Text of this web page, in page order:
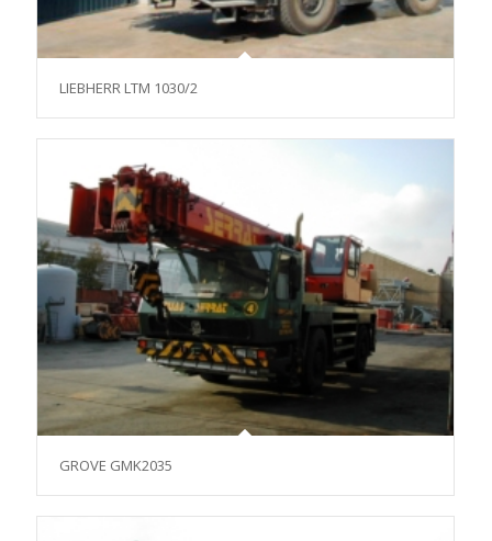
LIEBHERR LTM 1030/2
GROVE GMK2035